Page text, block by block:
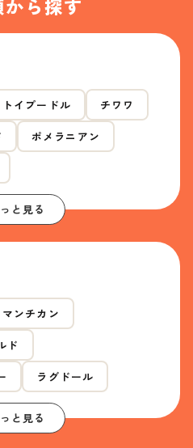
から探す
トイプードル チワワ
ポメラニアン
と見る
マンチカン
ド
ラグドール
と見る